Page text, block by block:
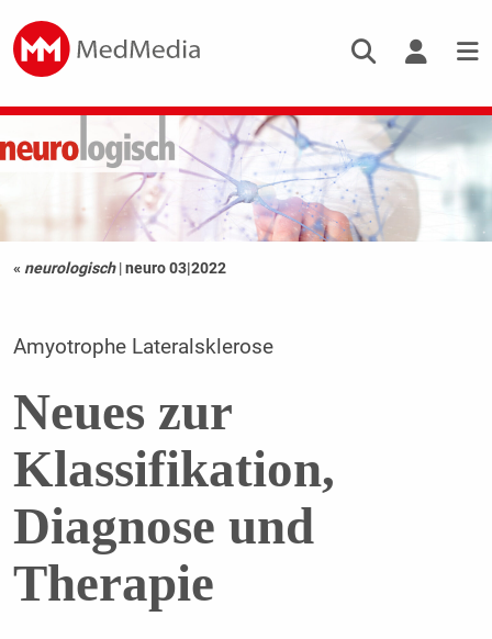
« neurologisch |neuro 03|2022
Amyotrophe Lateralsklerose
Neues zur
Klassifikation,
Diagnose und
Therapie